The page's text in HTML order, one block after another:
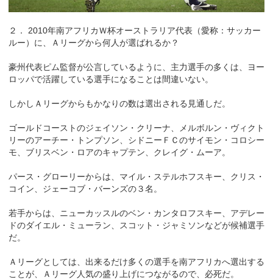
２． 2010年南アフリカＷ杯オーストラリア代表（愛称：サッカー
ルー）に、Ａリーグから何人が選ばれるか？
豪州代表ピム監督が公言しているように、主力選手の多くは、ヨー
ロッパで活躍している選手になることは間違いない。
しかしＡリーグからもかなりの数は選出される見通しだ。
ゴールドコーストのジェイソン・クリーナ、メルボルン・ヴィクト
リーのアーチー・トンプソン、シドニーＦＣのサイモン・コロシー
モ、ブリスベン・ロアのキャプテン、クレイグ・ムーア。
パース・グローリーからは、マイル・ステルホフスキー、クリス・
コイン、ジェーコブ・バーンズの３名。
若手からは、ニューカッスルのベン・カンタロフスキー、アデレー
ドのダイエル・ミューラン、スコット・ジャミソンなどが候補選手
だ。
Ａリーグとしては、出来るだけ多くの選手を南アフリカへ選出する
ことが、Ａリーグ人気の盛り上げにつながるので、必死だ。